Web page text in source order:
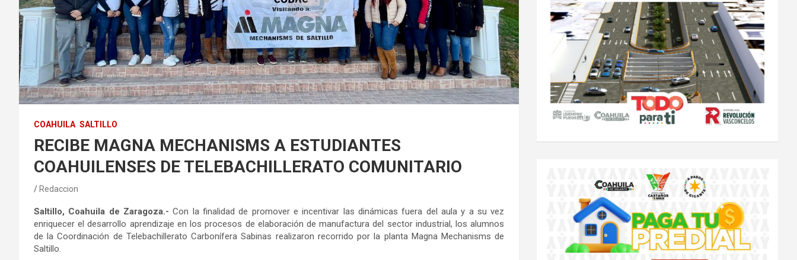
COAHUILA SALTILLO
RECIBE MAGNA MECHANISMS A ESTUDIANTES
COAHUILENSES DE TELEBACHILLERATO COMUNITARIO
Redaccion
Saltillo, Coahuila de Zaragoza.- Con la finalidad de promover e incentivar las dinámicas fuera del aula y a su vez
enriquecer el desarrollo aprendizaje en los procesos de elaboración de manufactura del sector industrial, los alumnos
de la Coordinación de Telebachillerato Carbonífera Sabinas realizaron recorrido por la planta Magna Mechanisms de
Saltillo.